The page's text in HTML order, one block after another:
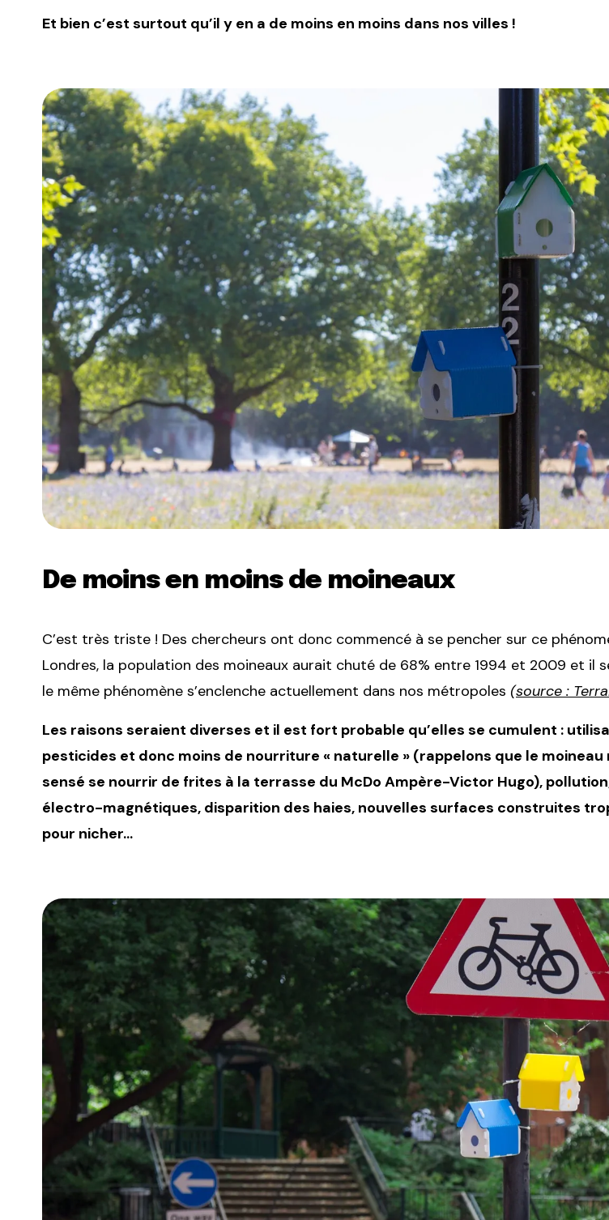
Et bien c’est surtout qu’il y en a de moins en moins dans nos villes !
De moins en moins de moineaux
C’est très triste ! Des chercheurs ont donc commencé à se pencher sur ce
Londres, la population des moineaux aurait chuté de 68% entre 1994 et 2009 et il
le même phénomène s’enclenche actuellement dans nos métropoles (source :
Les raisons seraient diverses et il est fort probable qu’elles se cumulent :
pesticides et donc moins de nourriture « naturelle » (rappelons que le moineau
sensé se nourrir de frites à la terrasse du McDo Ampère-Victor Hugo),
électro-magnétiques, disparition des haies, nouvelles surfaces construites
pour nicher…